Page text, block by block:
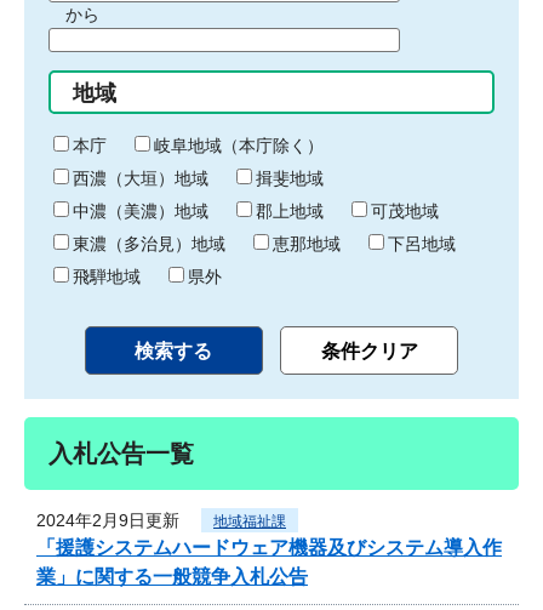
間
始
り
から
間
終
わ
り
地域
本庁
岐阜地域（本庁除く）
西濃（大垣）地域
揖斐地域
中濃（美濃）地域
郡上地域
可茂地域
東濃（多治見）地域
恵那地域
下呂地域
飛騨地域
県外
入札公告一覧
2024年2月9日更新 地域福祉課
「援護システムハードウェア機器及びシステム導入作
業」に関する一般競争入札公告